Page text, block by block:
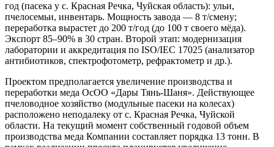
год (пасека у с. Красная Речка, Чуйская область): ульи,
пчелосемьи, инвентарь. Мощность завода — 8 т/смену;
переработка вырастет до 200 т/год (до 100 т своего мёда).
Экспорт 85–90% в 30 стран. Второй этап: модернизация
лаборатории и аккредитация по ISO/IEC 17025 (анализатор
антибиотиков, спектрофотометр, рефрактометр и др.).
Проектом предполагается увеличение производства и
переработки меда ОсОО «Дары Тянь-Шаня». Действующее
пчеловодное хозяйство (модульные пасеки на колесах)
расположено неподалеку от с. Красная Речка, Чуйской
области. На текущий момент собственный годовой объем
производства меда Компании составляет порядка 13 тонн. В